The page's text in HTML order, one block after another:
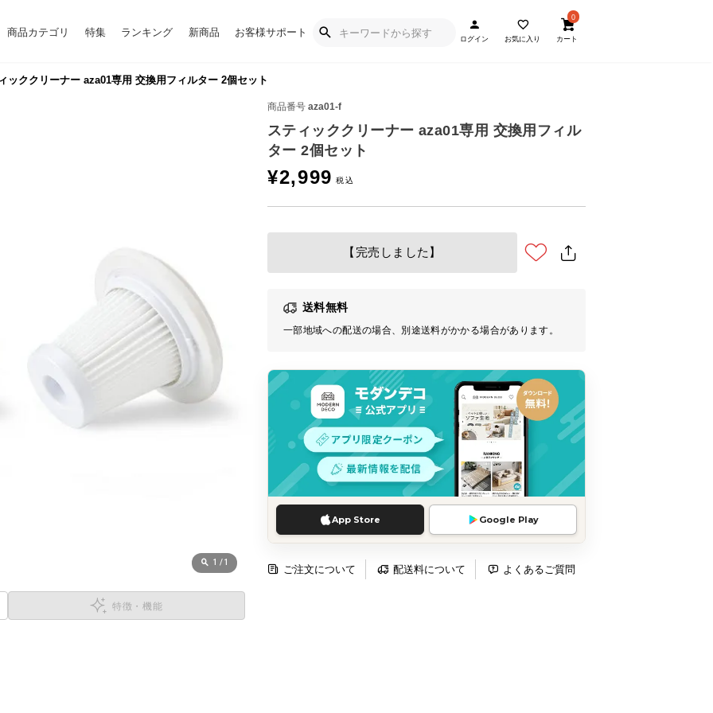
商品カテゴリ 特集 ランキング 新商品 お客様サポート
ログイン お気に入り
0
カート
ッククリーナー aza01専用 交換用フィルター 2個セット
商品番号 aza01-f
スティッククリーナー aza01専用 交換用フィル
ター 2個セット
¥2,999
【完売しました】
送料無料
一部地域への配送の場合、別途送料がかかる場合があります。
App Store Google Play
ご注文について 配送料について よくあるご質問
1 /1
特徴・機能